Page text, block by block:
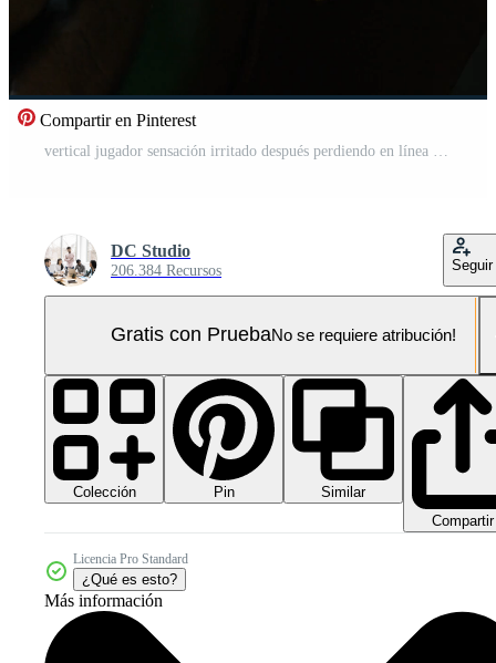
Compartir en Pinterest
DC Studio
206.384 Recursos Seguir
Gratis con PruebaNo se requiere atribución!
Colección Pin
Similar
Compartir
Licencia Pro Standard
¿Qué es esto?
Más información